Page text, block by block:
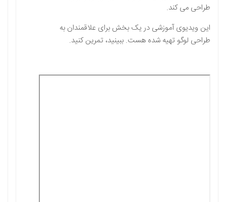
طراحی می کند.
این ویدیوی آموزشی در یک بخش برای علاقمندان به
طراحی لوگو تهیه شده هست. ببینید، تمرین کنید.